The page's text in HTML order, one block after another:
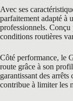
Avec ses
parfaitement adapté à
professionnels. Conçu
conditions routières
Côté performance, le
route grâce à son
garantissant des
contribue à limiter les